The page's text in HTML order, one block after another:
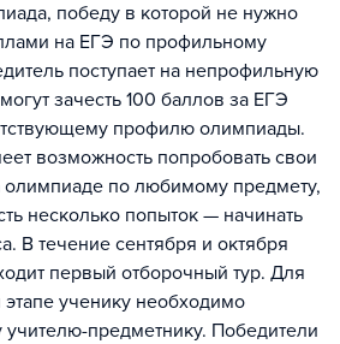
победу в которой не нужно
на ЕГЭ по профильному
поступает на непрофильную
зачесть 100 баллов за ЕГЭ
профилю олимпиады.
возможность попробовать свои
олимпиаде по любимому предмету,
несколько попыток — начинать
В течение сентября и октября
первый отборочный тур. Для
ученику необходимо
учителю-предметнику. Победители